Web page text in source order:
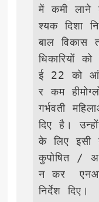
में कमी लाने
श्यक दिशा
बाल विकास
धिकारियों
ई 22 को
र कम
गर्भवती
दिए है।
के लिए इसी
कुपोषित /
न कर
निर्देश दिए।